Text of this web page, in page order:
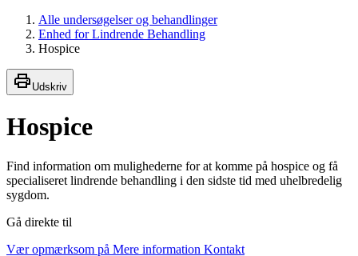
Alle undersøgelser og behandlinger
Enhed for Lindrende Behandling
Hospice
Udskriv
Hospice
Find information om mulighederne for at komme på hospice og få
specialiseret lindrende behandling i den sidste tid med uhelbredelig
sygdom.
Gå direkte til
Vær opmærksom på Mere information Kontakt